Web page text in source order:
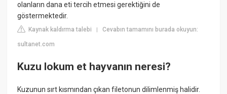
olanların dana eti tercih etmesi gerektiğini de
göstermektedir.
Kaynak kaldırma talebi |Cevabın tamamını burada okuyun:
sultanet.com
Kuzu lokum et hayvanın neresi?
Kuzunun sırt kısmından çıkan filetonun dilimlenmiş halidir.